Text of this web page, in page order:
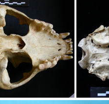
: vue ventrale